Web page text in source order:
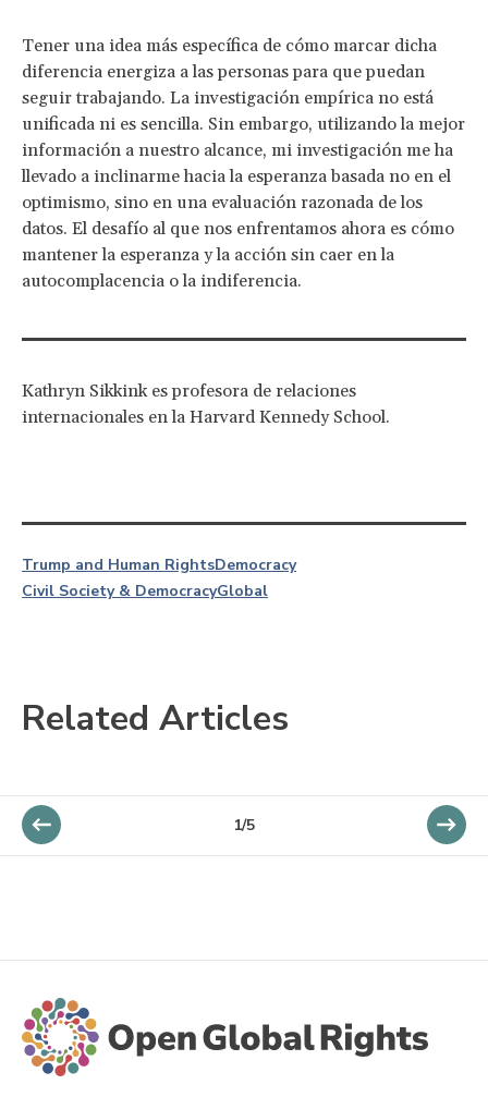
Tener una idea más específica de cómo marcar dicha
diferencia energiza a las personas para que puedan
seguir trabajando. La investigación empírica no está
unificada ni es sencilla. Sin embargo, utilizando la mejor
información a nuestro alcance, mi investigación me ha
llevado a inclinarme hacia la esperanza basada no en el
optimismo, sino en una evaluación razonada de los
datos. El desafío al que nos enfrentamos ahora es cómo
mantener la esperanza y la acción sin caer en la
autocomplacencia o la indiferencia.
Kathryn Sikkink es profesora de relaciones
internacionales en la Harvard Kennedy School.
Trump and Human RightsDemocracy
Civil Society & DemocracyGlobal
Related Articles
1/5